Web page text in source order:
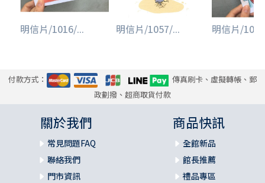
明信片/1016/... 明信片/1057/... 明信片/
付款方式：
傳真刷卡、虛擬轉帳、郵
政劃撥、超商取貨付款
關於我們
常見問題FAQ
聯絡我們
門市資訊
商品快訊
全館新品
館長推薦
禮品專區